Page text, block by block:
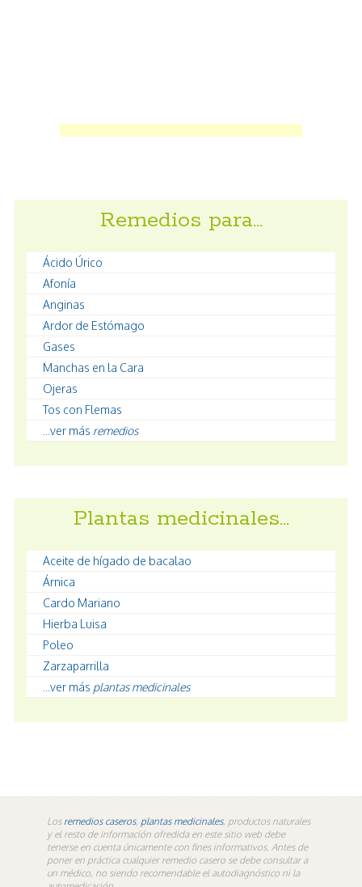
Remedios para…
Ácido Úrico
Afonía
Anginas
Ardor de Estómago
Gases
Manchas en la Cara
Ojeras
Tos con Flemas
...ver más remedios
Plantas medicinales…
Aceite de hígado de bacalao
Árnica
Cardo Mariano
Hierba Luisa
Poleo
Zarzaparrilla
...ver más plantas medicinales
Los remedios caseros, plantas medicinales, productos naturales
y el resto de información ofredida en este sitio web debe
tenerse en cuenta únicamente con fines informativos. Antes de
poner en práctica cualquier remedio casero se debe consultar a
un médico, no siendo recomendable el autodiagnóstico ni la